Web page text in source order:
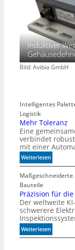
Induktiver
Bild: Avibia GmbH
Intelligentes
Logistik
Mehr Toleranz
Eine
verbindet
mit einer
Weiterlesen:
M
e
r
T
o
l
e
r
Maßgeschneiderte
Bauteile
Präzision für die
Der weltweite
schwerere
Weiterlesen:
P